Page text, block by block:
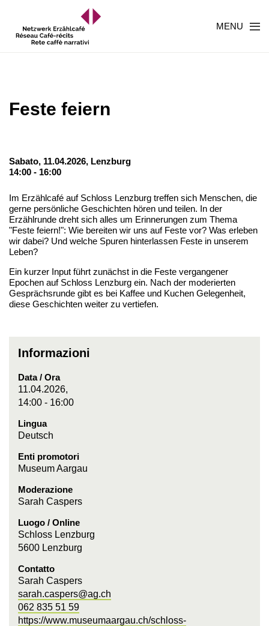
MENU
Feste feiern
Sabato, 11.04.2026, Lenzburg
14:00 - 16:00
Im Erzählcafé auf Schloss Lenzburg treffen sich Menschen, die
gerne persönliche Geschichten hören und teilen. In der
Erzählrunde dreht sich alles um Erinnerungen zum Thema
"Feste feiern!": Wie bereiten wir uns auf Feste vor? Was erleben
wir dabei? Und welche Spuren hinterlassen Feste in unserem
Leben?
Ein kurzer Input führt zunächst in die Feste vergangener
Epochen auf Schloss Lenzburg ein. Nach der moderierten
Gesprächsrunde gibt es bei Kaffee und Kuchen Gelegenheit,
diese Geschichten weiter zu vertiefen.
Informazioni
Data / Ora
11.04.2026,
14:00 - 16:00
Lingua
Deutsch
Enti promotori
Museum Aargau
Moderazione
Sarah Caspers
Luogo / Online
Schloss Lenzburg
5600 Lenzburg
Contatto
Sarah Caspers
sarah.caspers@ag.ch
062 835 51 59
https://www.museumaargau.ch/schloss-